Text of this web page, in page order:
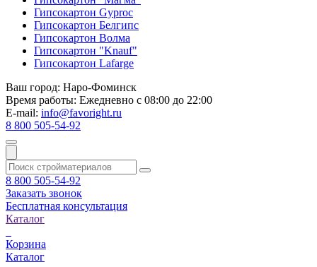
Гипсокартон Gyproc
Гипсокартон Белгипс
Гипсокартон Волма
Гипсокартон "Knauf"
Гипсокартон Lafarge
Ваш город: Наро-Фоминск
Время работы: Ежедневно с 08:00 до 22:00
E-mail: info@favoright.ru
8 800 505-54-92
8 800 505-54-92
Заказать звонок
Бесплатная консультация
Каталог
Корзина
Каталог